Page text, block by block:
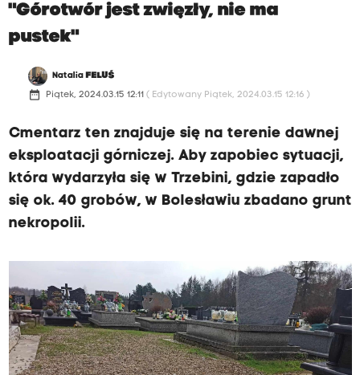
"Górotwór jest zwięzły, nie ma
pustek"
Natalia FELUŚ
date_range Piątek, 2024.03.15 12:11 ( Edytowany Piątek, 2024.03.15 12:16 )
Cmentarz ten znajduje się na terenie dawnej
eksploatacji górniczej. Aby zapobiec sytuacji,
która wydarzyła się w Trzebini, gdzie zapadło
się ok. 40 grobów, w Bolesławiu zbadano grunt
nekropolii.